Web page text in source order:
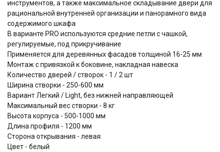
инструментов, а также максимальное складывание двери для
рациональной внутренней организации и панорамного вида
содержимого шкафа
В варианте PRO используются средние петли с чашкой,
регулируемые, под прикручивание
Применяется для деревянных фасадов толщиной 16-25 мм
Монтаж с привязкой к боковине, накладная навеска
Количество дверей / створок - 1 / 2 шт
Ширина створки - 250-600 мм
Вариант Легкий / Light, без нижней направляющей
Максимальный вес створки - 8 кг
Высота корпуса - 500-1000 мм
Длина профиля - 1200 мм
Сторона открывания - левая
Цвет - белый